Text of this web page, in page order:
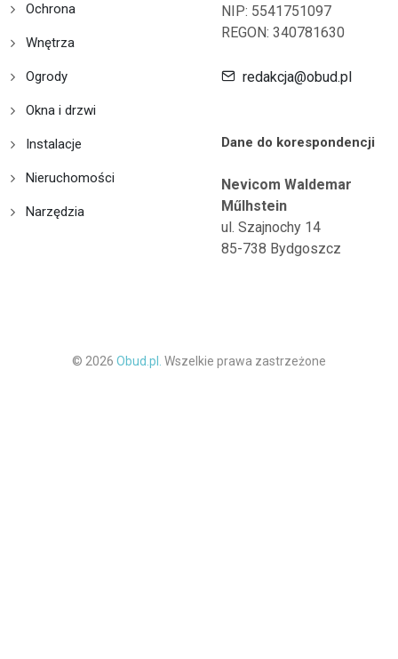
Ochrona
Wnętrza
Ogrody
Okna i drzwi
Instalacje
Nieruchomości
Narzędzia
NIP: 5541751097
REGON: 340781630
redakcja@obud.pl
Dane do korespondencji
Nevicom Waldemar
Műlhstein
ul. Szajnochy 14
85-738 Bydgoszcz
© 2026 Obud.pl. Wszelkie prawa zastrzeżone